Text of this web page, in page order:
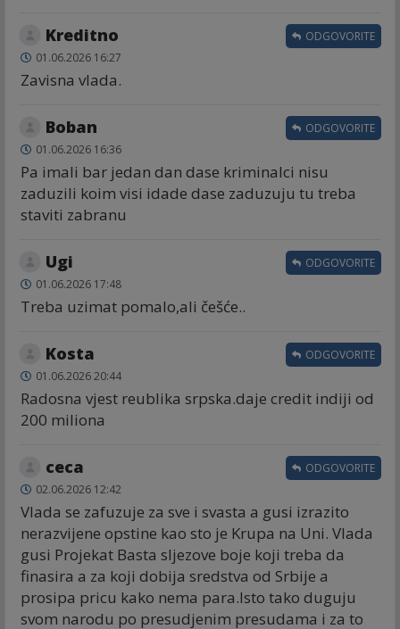
Kreditno
01.06.2026 16:27
Zavisna vlada.
ODGOVORITE
Boban
01.06.2026 16:36
Pa imali bar jedan dan dase kriminalci nisu
zaduzili koim visi idade dase zaduzuju tu treba
staviti zabranu
ODGOVORITE
Ugi
01.06.2026 17:48
Treba uzimat pomalo,ali češće..
ODGOVORITE
Kosta
01.06.2026 20:44
Radosna vjest reublika srpska.daje credit indiji od
200 miliona
ODGOVORITE
ceca
02.06.2026 12:42
Vlada se zafuzuje za sve i svasta a gusi izrazito
nerazvijene opstine kao sto je Krupa na Uni. Vlada
gusi Projekat Basta sljezove boje koji treba da
finasira a za koji dobija sredstva od Srbije a
prosipa pricu kako nema para.Isto tako duguju
svom narodu po presudjenim presudama i za to
ODGOVORITE